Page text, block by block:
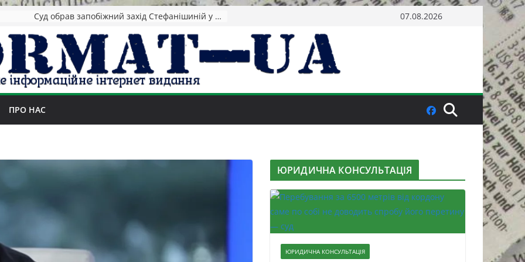
Зеленський повідомив про ураження нафтозаводів РФ за понад 1300 км від фронту 07.08.2026
ПРО НАС
ЮРИДИЧНА КОНСУЛЬТАЦІЯ
ЮРИДИЧНА КОНСУЛЬТАЦІЯ